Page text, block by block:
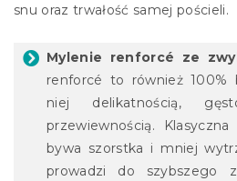
snu oraz trwałość samej pościeli.
Mylenie renforcé ze
renforcé to również 100%
niej delikatnością,
przewiewnością. Klasyczna
bywa szorstka i mniej
prowadzi do szybszego